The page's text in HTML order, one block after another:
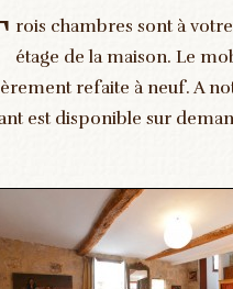
rois chambres sont à
étage de la maison. Le
refaite à neuf. A
est disponible sur